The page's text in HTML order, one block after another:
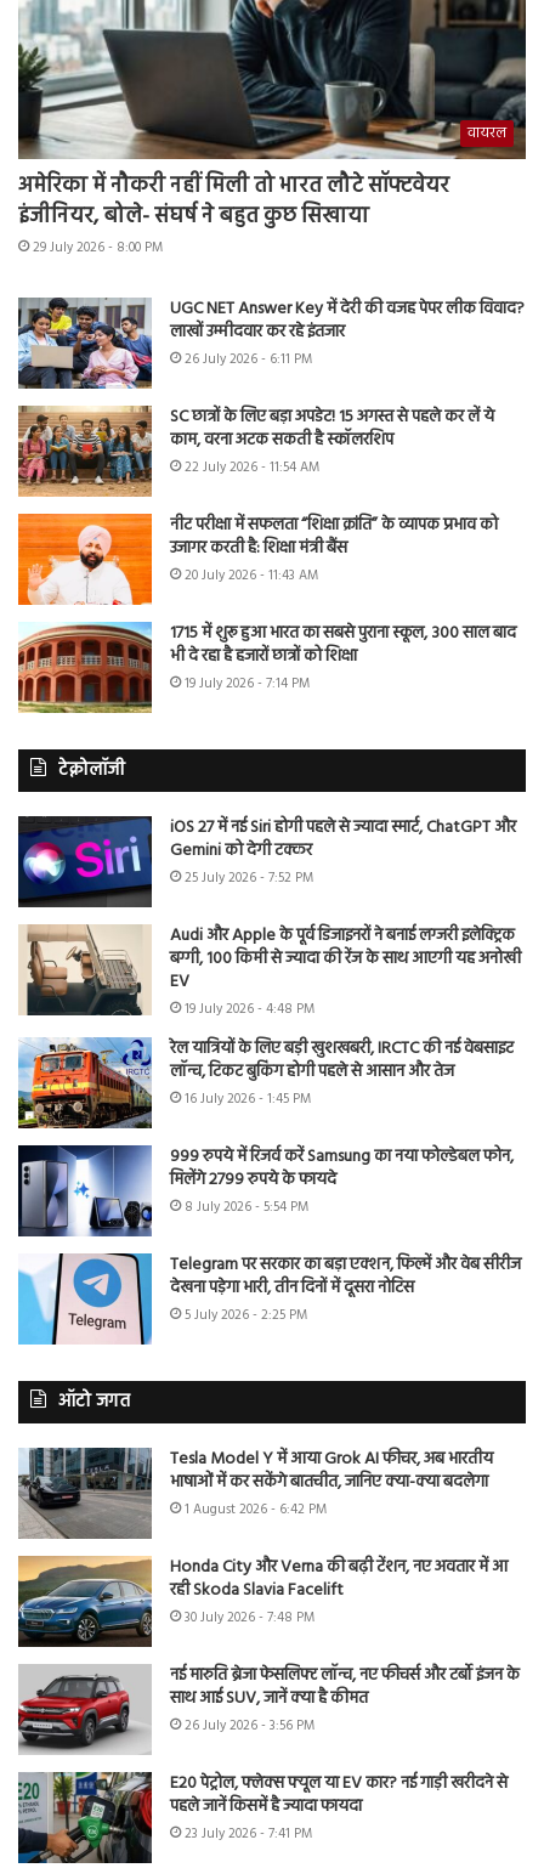
वायरल
अमेरिका में नौकरी नहीं मिली तो भारत लौटे सॉफ्टवेयर
इंजीनियर, बोले- संघर्ष ने बहुत कुछ सिखाया
29 July 2026 - 8:00 PM
UGC NET Answer Key में देरी की वजह पेपर लीक विवाद?
लाखों उम्मीदवार कर रहे इंतजार
26 July 2026 - 6:11 PM
SC छात्रों के लिए बड़ा अपडेट! 15 अगस्त से पहले कर लें ये
काम, वरना अटक सकती है स्कॉलरशिप
22 July 2026 - 11:54 AM
नीट परीक्षा में सफलता “शिक्षा क्रांति” के व्यापक प्रभाव को
उजागर करती है: शिक्षा मंत्री बैंस
20 July 2026 - 11:43 AM
1715 में शुरू हुआ भारत का सबसे पुराना स्कूल, 300 साल बाद
भी दे रहा है हजारों छात्रों को शिक्षा
19 July 2026 - 7:14 PM
टेक्नोलॉजी
iOS 27 में नई Siri होगी पहले से ज्यादा स्मार्ट, ChatGPT और
Gemini को देगी टक्कर
25 July 2026 - 7:52 PM
Audi और Apple के पूर्व डिजाइनरों ने बनाई लग्जरी इलेक्ट्रिक
बग्गी, 100 किमी से ज्यादा की रेंज के साथ आएगी यह अनोखी
EV
19 July 2026 - 4:48 PM
रेल यात्रियों के लिए बड़ी खुशखबरी, IRCTC की नई वेबसाइट
लॉन्च, टिकट बुकिंग होगी पहले से आसान और तेज
16 July 2026 - 1:45 PM
999 रुपये में रिजर्व करें Samsung का नया फोल्डेबल फोन,
मिलेंगे 2799 रुपये के फायदे
8 July 2026 - 5:54 PM
Telegram पर सरकार का बड़ा एक्शन, फिल्में और वेब सीरीज
देखना पड़ेगा भारी, तीन दिनों में दूसरा नोटिस
5 July 2026 - 2:25 PM
ऑटो जगत
Tesla Model Y में आया Grok AI फीचर, अब भारतीय
भाषाओं में कर सकेंगे बातचीत, जानिए क्या-क्या बदलेगा
1 August 2026 - 6:42 PM
Honda City और Verna की बढ़ी टेंशन, नए अवतार में आ
रही Skoda Slavia Facelift
30 July 2026 - 7:48 PM
नई मारुति ब्रेजा फेसलिफ्ट लॉन्च, नए फीचर्स और टर्बो इंजन के
साथ आई SUV, जानें क्या है कीमत
26 July 2026 - 3:56 PM
E20 पेट्रोल, फ्लेक्स फ्यूल या EV कार? नई गाड़ी खरीदने से
पहले जानें किसमें है ज्यादा फायदा
23 July 2026 - 7:41 PM